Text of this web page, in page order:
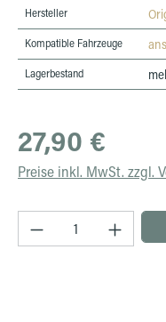
Hersteller
Kompatible Fahrzeuge
Lagerbestand
Regulärer Preis:
27,90 €
Preise inkl. MwSt. zzgl.
Produkt Anzahl: